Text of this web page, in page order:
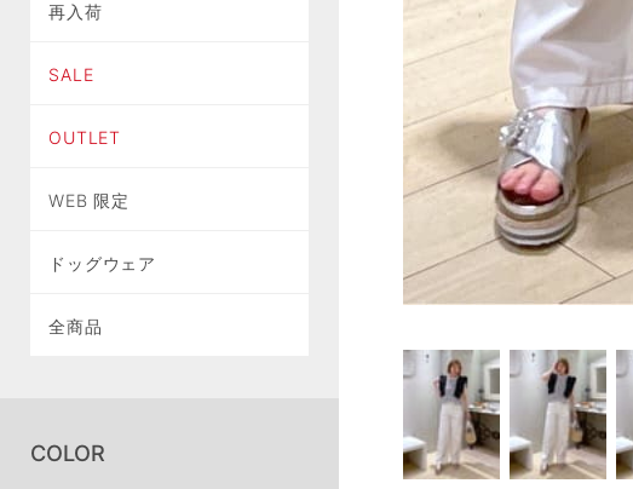
再入荷
SALE
OUTLET
WEB 限定
ドッグウェア
全商品
COLOR